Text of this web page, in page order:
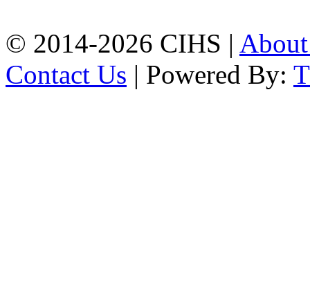
© 2014-2026 CIHS |
Contact Us | Powered By: